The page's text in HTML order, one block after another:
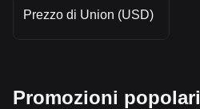
Prezzo di Union (USD)
Promozioni popolari